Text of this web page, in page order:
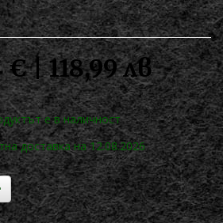
€ | 118,99 лв
е в наличност
доставка на 12.08.2026